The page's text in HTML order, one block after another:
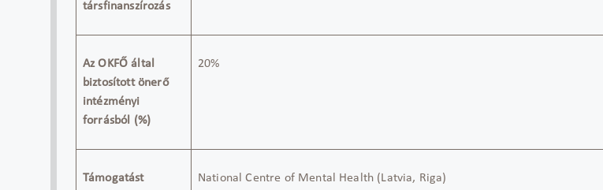
társfinanszírozás
Az OKFŐ által
biztosított önerő
intézményi
forrásból (%)
20%
Támogatást
National Centre of Mental Health (Latvia, Riga)